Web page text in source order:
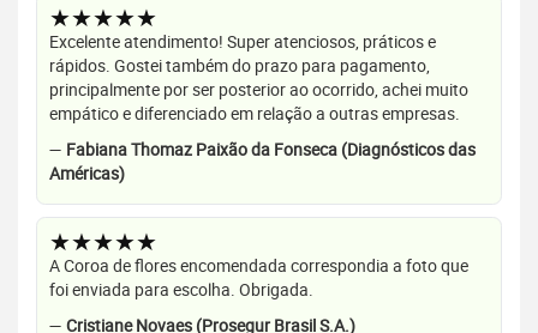
★★★★★
Excelente atendimento! Super atenciosos, práticos e
rápidos. Gostei também do prazo para pagamento,
principalmente por ser posterior ao ocorrido, achei muito
empático e diferenciado em relação a outras empresas.
— Fabiana Thomaz Paixão da Fonseca (Diagnósticos das
Américas)
★★★★★
A Coroa de flores encomendada correspondia a foto que
foi enviada para escolha. Obrigada.
— Cristiane Novaes (Prosegur Brasil S.A.)